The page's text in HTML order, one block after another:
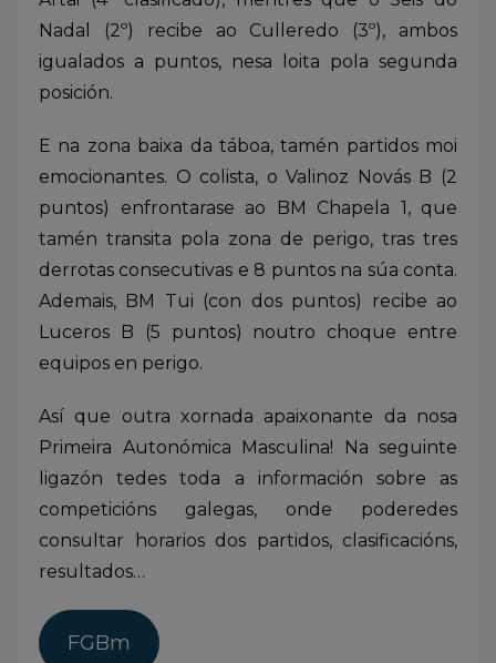
Nadal (2º) recibe ao Culleredo (3º), ambos
igualados a puntos, nesa loita pola segunda
posición.
E na zona baixa da táboa, tamén partidos moi
emocionantes. O colista, o Valinoz Novás B (2
puntos) enfrontarase ao BM Chapela 1, que
tamén transita pola zona de perigo, tras tres
derrotas consecutivas e 8 puntos na súa conta.
Ademais, BM Tui (con dos puntos) recibe ao
Luceros B (5 puntos) noutro choque entre
equipos en perigo.
Así que outra xornada apaixonante da nosa
Primeira Autonómica Masculina! Na seguinte
ligazón tedes toda a información sobre as
competicións galegas, onde poderedes
consultar horarios dos partidos, clasificacións,
resultados…
FGBm